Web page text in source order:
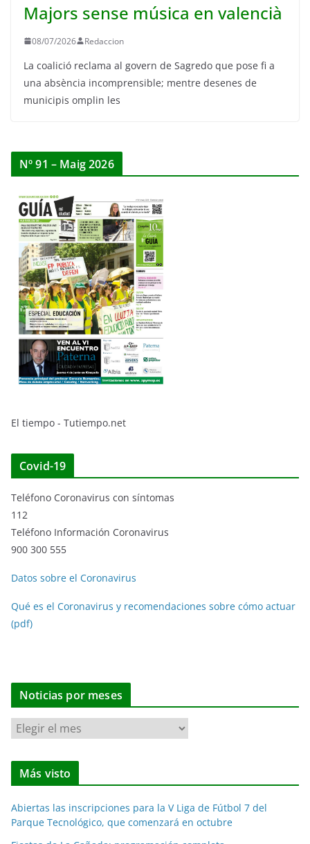
Majors sense música en valencià
08/07/2026 Redaccion
La coalició reclama al govern de Sagredo que pose fi a
una absència incomprensible; mentre desenes de
municipis omplin les
Nº 91 – Maig 2026
El tiempo - Tutiempo.net
Covid-19
Teléfono Coronavirus con síntomas
112
Teléfono Información Coronavirus
900 300 555
Datos sobre el Coronavirus
Qué es el Coronavirus y recomendaciones sobre cómo actuar
(pdf)
Noticias por meses
N
o
t
i
a
Más visto
Abiertas las inscripciones para la V Liga de Fútbol 7 del
Parque Tecnológico, que comenzará en octubre